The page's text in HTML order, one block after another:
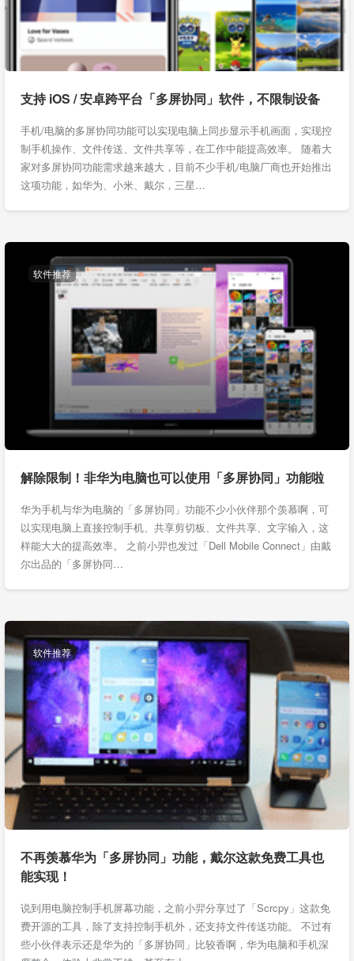
支持 iOS / 安卓跨平台「多屏协同」软件，不限制设备
手机/电脑的多屏协同功能可以实现电脑上同步显示手机画面，实现控
制手机操作、文件传送、文件共享等，在工作中能提高效率。 随着大
家对多屏协同功能需求越来越大，目前不少手机/电脑厂商也开始推出
这项功能，如华为、小米、戴尔，三星…
软件推荐
解除限制！非华为电脑也可以使用「多屏协同」功能啦
华为手机与华为电脑的「多屏协同」功能不少小伙伴那个羡慕啊，可
以实现电脑上直接控制手机、共享剪切板、文件共享、文字输入，这
样能大大的提高效率。 之前小羿也发过「Dell Mobile Connect」由戴
尔出品的「多屏协同…
软件推荐
不再羡慕华为「多屏协同」功能，戴尔这款免费工具也
能实现！
说到用电脑控制手机屏幕功能，之前小羿分享过了「Scrcpy」这款免
费开源的工具，除了支持控制手机外，还支持文件传送功能。 不过有
些小伙伴表示还是华为的「多屏协同」比较香啊，华为电脑和手机深